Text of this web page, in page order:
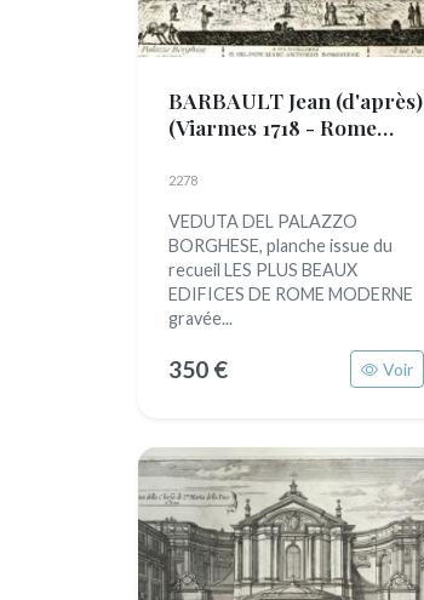
BARBAULT Jean (d'après)
(Viarmes 1718 - Rome
2278
VEDUTA DEL PALAZZO
BORGHESE, planche issue du
recueil LES PLUS BEAUX
EDIFICES DE ROME MODERNE
gravée...
350 € Voir